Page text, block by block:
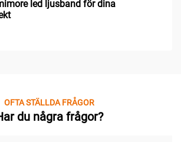
led ljusband för dina
OFTA STÄLLDA FRÅGOR
du några frågor?